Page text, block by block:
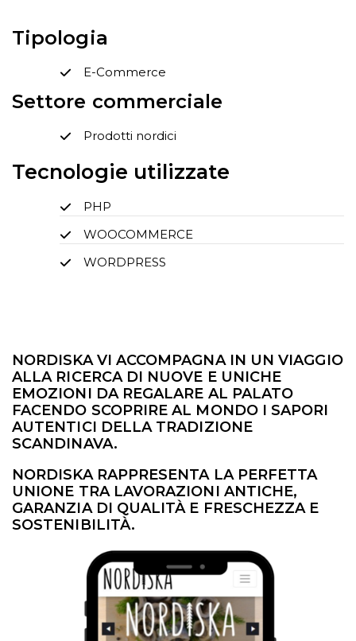
Tipologia
E-Commerce
Settore commerciale
Prodotti nordici
Tecnologie utilizzate
PHP
WOOCOMMERCE
WORDPRESS
NORDISKA VI ACCOMPAGNA IN UN VIAGGIO
ALLA RICERCA DI NUOVE E UNICHE
EMOZIONI DA REGALARE AL PALATO
FACENDO SCOPRIRE AL MONDO I SAPORI
AUTENTICI DELLA TRADIZIONE
SCANDINAVA.
NORDISKA RAPPRESENTA LA PERFETTA
UNIONE TRA LAVORAZIONI ANTICHE,
GARANZIA DI QUALITÀ E FRESCHEZZA E
SOSTENIBILITÀ.